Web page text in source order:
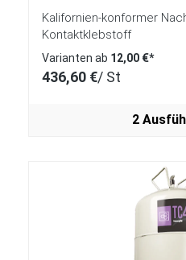
Kalifornien-konformer
Kontaktklebstoff
Varianten ab 12,00 €*
436,60 €/ St
2